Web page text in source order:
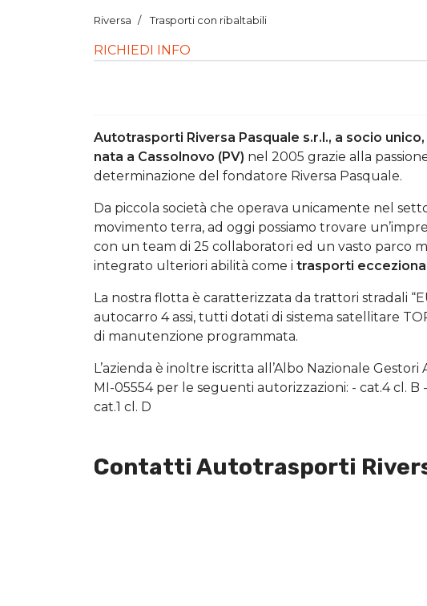
Riversa Trasporti con ribaltabili
RICHIEDI INFO
Autotrasporti Riversa Pasquale s.r.l., a socio unico,
nata a Cassolnovo (PV) nel 2005 grazie alla
determinazione del fondatore Riversa Pasquale.
Da piccola società che operava unicamente nel
movimento terra, ad oggi possiamo trovare
con un team di 25 collaboratori ed un vasto parco
integrato ulteriori abilità come i trasporti
La nostra flotta è caratterizzata da trattori stradali
autocarro 4 assi, tutti dotati di sistema satellitare
di manutenzione programmata.
L’azienda è inoltre iscritta all’Albo Nazionale Gestori
MI-05554 per le seguenti autorizzazioni: - cat.4 cl. B
cat.1 cl. D
Contatti Autotrasporti